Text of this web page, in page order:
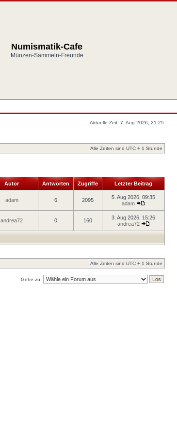
Numismatik-Cafe
Münzen-Sammeln-Freunde
Aktuelle Zeit: 7. Aug 2026, 21:25
Alle Zeiten sind UTC + 1 Stunde
Autor Antworten Zugriffe Letzter Beitrag
adam 6 2095
5. Aug 2026, 09:35
adam
andrea72 0 160
3. Aug 2026, 15:26
andrea72
Alle Zeiten sind UTC + 1 Stunde
Gehe zu: